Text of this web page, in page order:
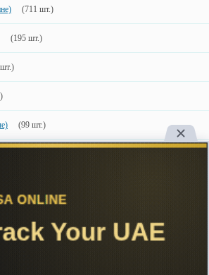
(711 шт.)
(195 шт.)
(99 шт.)
фото с именами.
специально для сайта, поэтому